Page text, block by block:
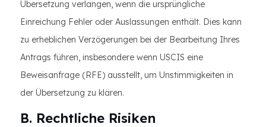
Übersetzung verlangen, wenn die ursprüngliche
Einreichung Fehler oder Auslassungen enthält. Dies kann
zu erheblichen Verzögerungen bei der Bearbeitung Ihres
Antrags führen, insbesondere wenn USCIS eine
Beweisanfrage (RFE) ausstellt, um Unstimmigkeiten in
der Übersetzung zu klären.
B. Rechtliche Risiken